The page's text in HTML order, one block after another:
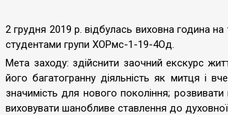
2 грудня 2019 р. відбулась виховна година на
студентами групи ХОРмс-1-19-4Од.
Мета заходу: здійснити заочний екскурс
його багатогранну діяльність як митця і
значимість для нового покоління;
виховувати шанобливе ставлення до